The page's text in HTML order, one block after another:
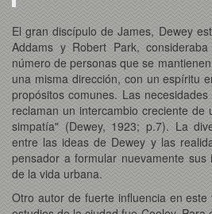
El gran discípulo de James, Dewey
Addams y Robert Park,
número de personas que se
una misma dirección, con un espíritu
propósitos comunes. Las
reclaman un intercambio creciente de
simpatía" (Dewey, 1923; p.7). La
entre las ideas de Dewey y las
pensador a formular nuevamente
de la vida urbana.
Otro autor de fuerte influencia en